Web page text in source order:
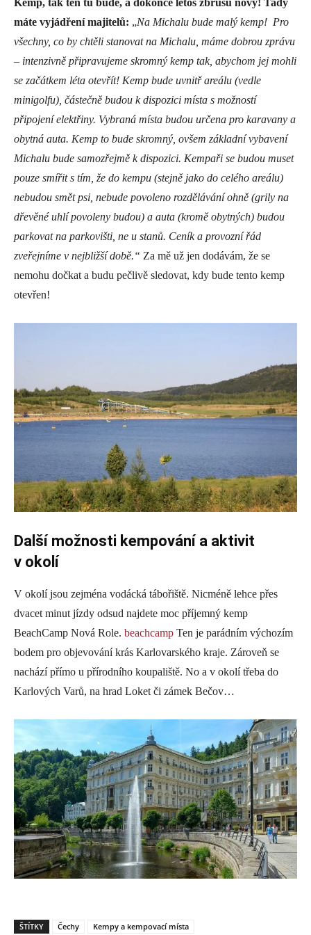
máte vyjádření majitelů: „Na Michalu bude malý kemp! Pro
všechny, co by chtěli stanovat na Michalu, máme dobrou zprávu
– intenzivně připravujeme skromný kemp tak, abychom jej mohli
se začátkem léta otevřít! Kemp bude uvnitř areálu (vedle
minigolfu), částečně budou k dispozici místa s možností
připojení elektřiny. Vybraná místa budou určena pro karavany a
obytná auta. Kemp to bude skromný, ovšem základní vybavení
Michalu bude samozřejmě k dispozici. Kempaři se budou muset
pouze smířit s tím, že do kempu (stejně jako do celého areálu)
nebudou smět psi, nebude povoleno rozdělávání ohně (grily na
dřevěné uhlí povoleny budou) a auta (kromě obytných) budou
parkovat na parkovišti, ne u stanů. Ceník a provozní řád
zveřejníme v nejbližší době.“ Za mě už jen dodávám, že se
nemohu dočkat a budu pečlivě sledovat, kdy bude tento kemp
otevřen!
Další možnosti kempování a aktivit
v okolí
V okolí jsou zejména vodácká tábořiště. Nicméně lehce přes
dvacet minut jízdy odsud najdete moc příjemný kemp
BeachCamp Nová Role. beachcamp Ten je parádním výchozím
bodem pro objevování krás Karlovarského kraje. Zároveň se
nachází přímo u přírodního koupaliště. No a v okolí třeba do
Karlových Varů, na hrad Loket či zámek Bečov…
ŠTÍTKY Čechy Kempy a kempovací místa